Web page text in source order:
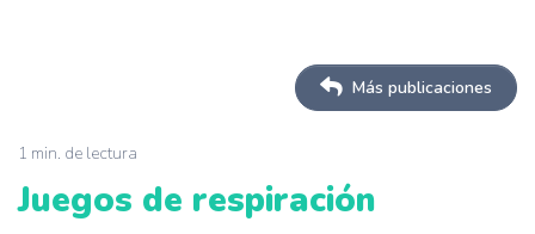
Más publicaciones
1 min. de lectura
Juegos de respiración